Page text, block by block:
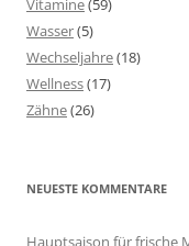
Vitamine(59)
Wasser(5)
Wechseljahre(18)
Wellness(17)
Zähne(26)
NEUESTE KOMMENTARE
Hauptsaison für frische